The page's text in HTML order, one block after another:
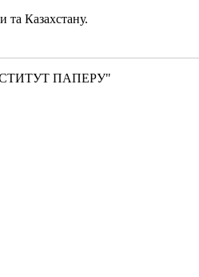
Казахстану.
ПАПЕРУ"